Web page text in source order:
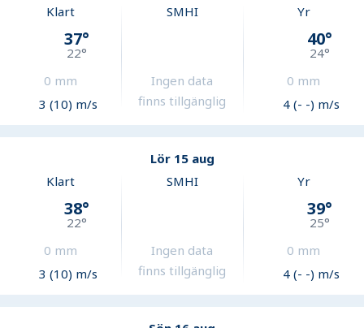
Klart
37°
22°
0 mm
3 (10) m/s
SMHI
Ingen data
finns tillgänglig
Yr
40°
24°
0 mm
4 (- -) m/s
Lör 15 aug
Klart
38°
22°
0 mm
3 (10) m/s
SMHI
Ingen data
finns tillgänglig
Yr
39°
25°
0 mm
4 (- -) m/s